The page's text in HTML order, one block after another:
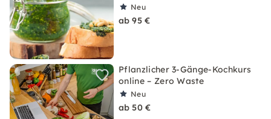
Neu
ab 95 €
Pflanzlicher 3-Gänge-Kochkurs
online – Zero Waste
Neu
ab 50 €